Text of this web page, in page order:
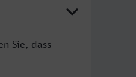
Sie, dass